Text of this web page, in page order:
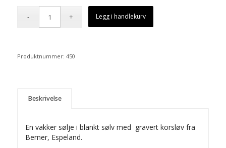
Legg i handlekurv
Produktnummer: 450
Beskrivelse
En vakker sølje i blankt sølv med gravert korsløv fra
Berner, Espeland.